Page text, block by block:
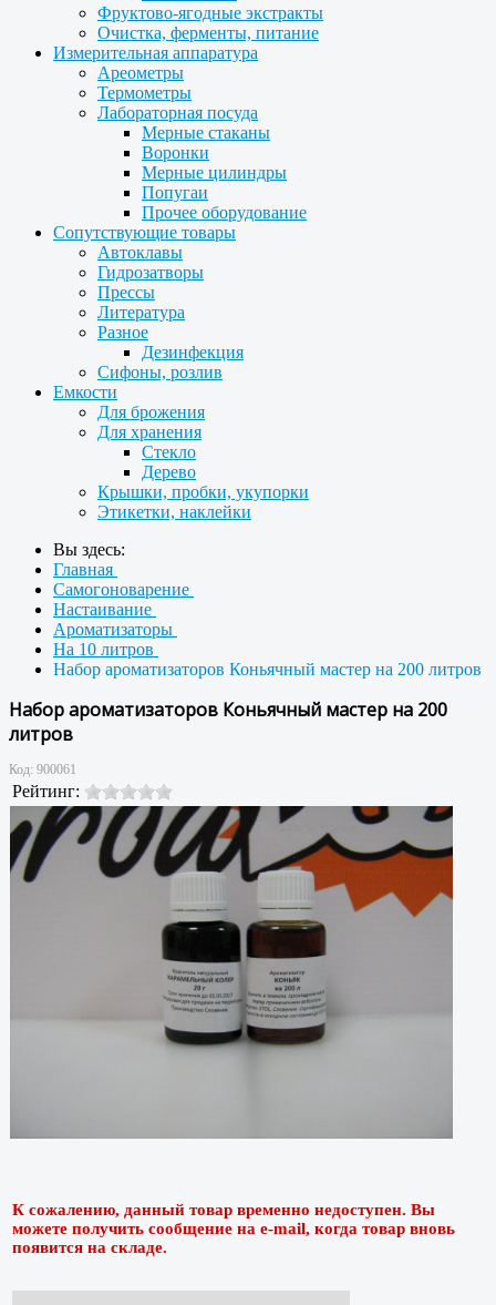
Фруктово-ягодные экстракты
Очистка, ферменты, питание
Измерительная аппаратура
Ареометры
Термометры
Лабораторная посуда
Мерные стаканы
Воронки
Мерные цилиндры
Попугаи
Прочее оборудование
Сопутствующие товары
Автоклавы
Гидрозатворы
Прессы
Литература
Разное
Дезинфекция
Сифоны, розлив
Емкости
Для брожения
Для хранения
Стекло
Дерево
Крышки, пробки, укупорки
Этикетки, наклейки
Вы здесь:
Главная
Самогоноварение
Настаивание
Ароматизаторы
На 10 литров
Набор ароматизаторов Коньячный мастер на 200 литров
Набор ароматизаторов Коньячный мастер на 200
литров
Код: 900061
Рейтинг:
К сожалению, данный товар временно недоступен. Вы
можете получить сообщение на e-mail, когда товар вновь
появится на складе.